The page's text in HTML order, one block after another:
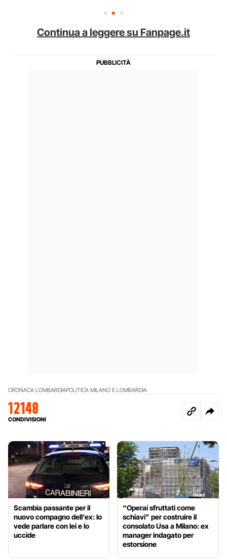
Continua a leggere su Fanpage.it
CRONACA LOMBARDIAPOLITICA MILANO E LOMBARDIA
12148
CONDIVISIONI
Scambia passante per il
nuovo compagno dell’ex: lo
vede parlare con lei e lo
uccide
“Operai sfruttati come
schiavi” per costruire il
consolato Usa a Milano: ex
manager indagato per
estorsione